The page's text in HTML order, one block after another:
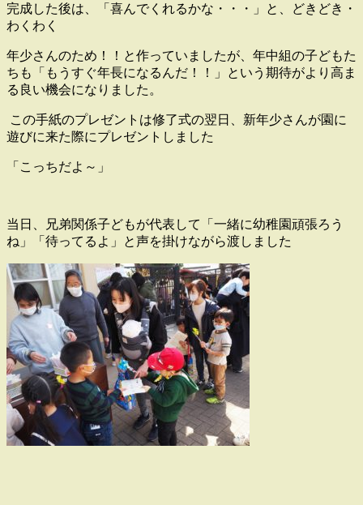
完成した後は、「喜んでくれるかな・・・」と、どきどき・
わくわく
年少さんのため！！と作っていましたが、年中組の子どもた
ちも「もうすぐ年長になるんだ！！」という期待がより高ま
る良い機会になりました。
この手紙のプレゼントは修了式の翌日、新年少さんが園に
遊びに来た際にプレゼントしました
「こっちだよ～」
当日、兄弟関係子どもが代表して「一緒に幼稚園頑張ろう
ね」「待ってるよ」と声を掛けながら渡しました